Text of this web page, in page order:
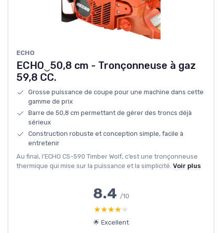
ECHO
ECHO‿50,8 cm - Tronçonneuse à gaz
59,8 CC.
Grosse puissance de coupe pour une machine dans cette
gamme de prix
Barre de 50,8 cm permettant de gérer des troncs déjà
sérieux
Construction robuste et conception simple, facile à
entretenir
Au final, l’ECHO CS-590 Timber Wolf, c’est une tronçonneuse
thermique qui mise sur la puissance et la simplicité. Voir plus
8.4 /10
★★★★★
★★★★★
🌟 Excellent